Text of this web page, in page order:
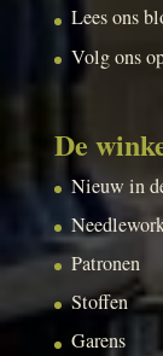
Lees ons
Volg ons
De
Nieuw in
Patronen
Stoffen
Garens